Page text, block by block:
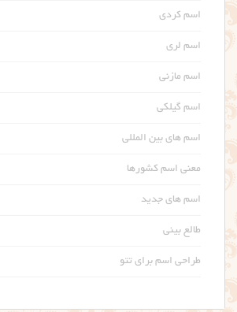
اسم کردی
اسم لری
اسم مازنی
اسم گیلکی
اسم های بین المللی
معنی اسم کشورها
اسم های جدید
طالع بینی
طراحی اسم برای تتو